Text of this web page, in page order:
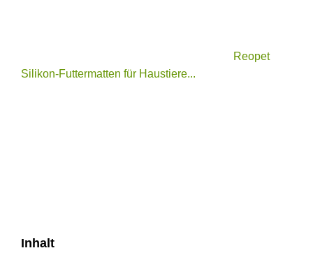
Reopet
Silikon-Futtermatten für Haustiere...
Inhalt